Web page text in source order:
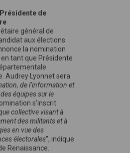
de
général de
aux élections
la nomination
en tant que Présidente
Audrey Lyonnet sera
de l’information et
équipes sur le
s’inscrit
collective visant à
des militants et à
en vue des
électorales", indique
Renaissance.